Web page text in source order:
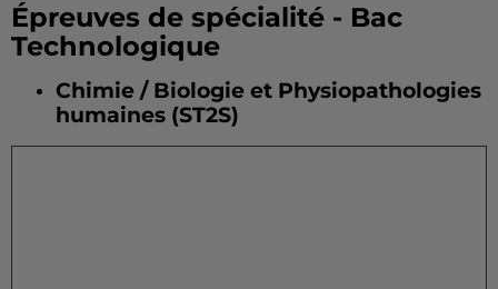
Épreuves de spécialité - Bac
Technologique
Chimie / Biologie et Physiopathologies
humaines (ST2S)